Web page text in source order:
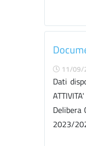
11/09/
Dati
Delibera
2023/